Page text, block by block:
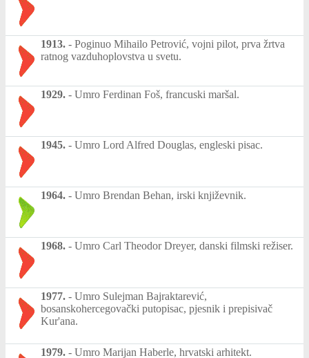
1913. - Poginuo Mihailo Petrović, vojni pilot, prva žrtva
ratnog vazduhoplovstva u svetu.
1929. - Umro Ferdinan Foš, francuski maršal.
1945. - Umro Lord Alfred Douglas, engleski pisac.
1964. - Umro Brendan Behan, irski književnik.
1968. - Umro Carl Theodor Dreyer, danski filmski režiser.
1977. - Umro Sulejman Bajraktarević,
bosanskohercegovački putopisac, pjesnik i prepisivač
Kur'ana.
1979. - Umro Marijan Haberle, hrvatski arhitekt.